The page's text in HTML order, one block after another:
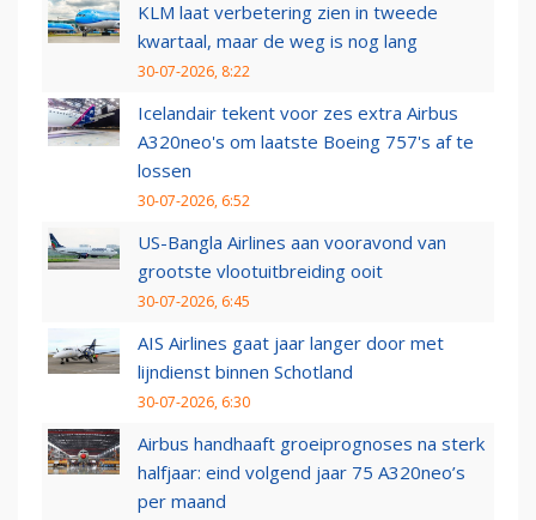
KLM laat verbetering zien in tweede
kwartaal, maar de weg is nog lang
30-07-2026, 8:22
Icelandair tekent voor zes extra Airbus
A320neo's om laatste Boeing 757's af te
lossen
30-07-2026, 6:52
US-Bangla Airlines aan vooravond van
grootste vlootuitbreiding ooit
30-07-2026, 6:45
AIS Airlines gaat jaar langer door met
lijndienst binnen Schotland
30-07-2026, 6:30
Airbus handhaaft groeiprognoses na sterk
halfjaar: eind volgend jaar 75 A320neo’s
per maand